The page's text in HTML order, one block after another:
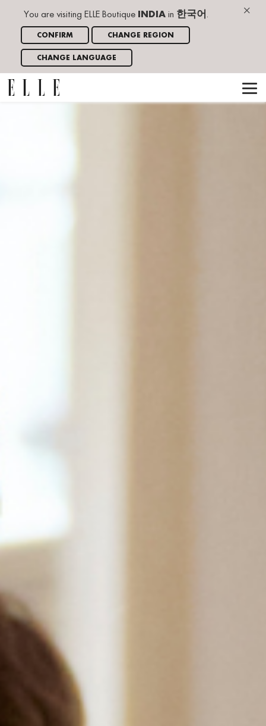
×
You are visiting ELLE Boutique INDIA in 한국어 .
CONFIRM CHANGE REGION
CHANGE LANGUAGE